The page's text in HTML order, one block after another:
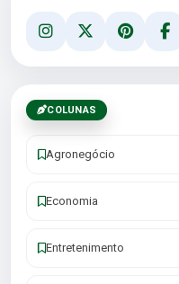
COLUNAS
Agronegócio
Economia
Entretenimento